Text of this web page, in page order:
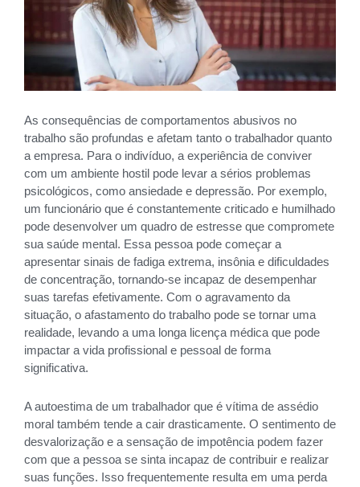
As consequências de comportamentos abusivos no
trabalho são profundas e afetam tanto o trabalhador quanto
a empresa. Para o indivíduo, a experiência de conviver
com um ambiente hostil pode levar a sérios problemas
psicológicos, como ansiedade e depressão. Por exemplo,
um funcionário que é constantemente criticado e humilhado
pode desenvolver um quadro de estresse que compromete
sua saúde mental. Essa pessoa pode começar a
apresentar sinais de fadiga extrema, insônia e dificuldades
de concentração, tornando-se incapaz de desempenhar
suas tarefas efetivamente. Com o agravamento da
situação, o afastamento do trabalho pode se tornar uma
realidade, levando a uma longa licença médica que pode
impactar a vida profissional e pessoal de forma
significativa.
A autoestima de um trabalhador que é vítima de assédio
moral também tende a cair drasticamente. O sentimento de
desvalorização e a sensação de impotência podem fazer
com que a pessoa se sinta incapaz de contribuir e realizar
suas funções. Isso frequentemente resulta em uma perda